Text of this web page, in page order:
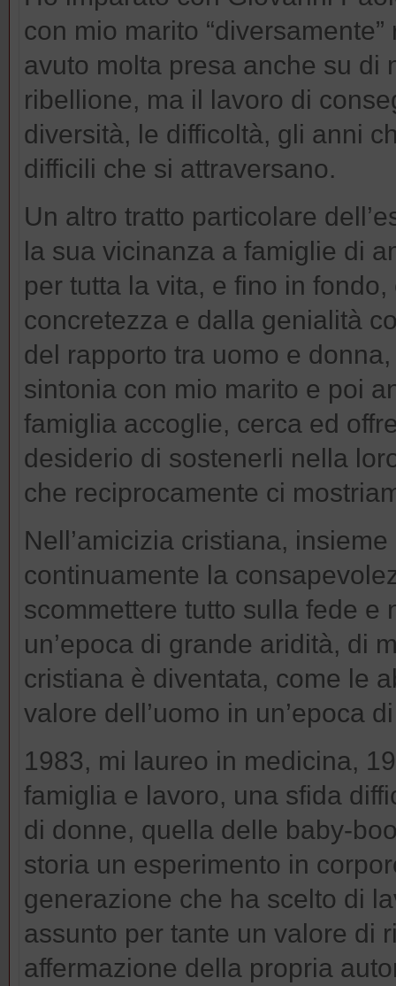
con mio marito
avuto molta presa anche su di
ribellione, ma il lavoro di
diversità, le difficoltà, gli anni
difficili che si attraversano.
Un altro tratto particolare
la sua vicinanza a famiglie di
per tutta la vita, e fino in
concretezza e dalla genialità
del rapporto tra uomo e
sintonia con mio marito e poi
famiglia accoglie, cerca ed
desiderio di sostenerli nella
che reciprocamente ci
Nell’amicizia cristiana,
continuamente la
scommettere tutto sulla fede e
un’epoca di grande aridità, di
cristiana è diventata, come le
valore dell’uomo in un’epoca
1983, mi laureo in medicina,
famiglia e lavoro, una sfida
di donne, quella delle baby-
storia un esperimento in
generazione che ha scelto di
assunto per tante un valore di
affermazione della propria